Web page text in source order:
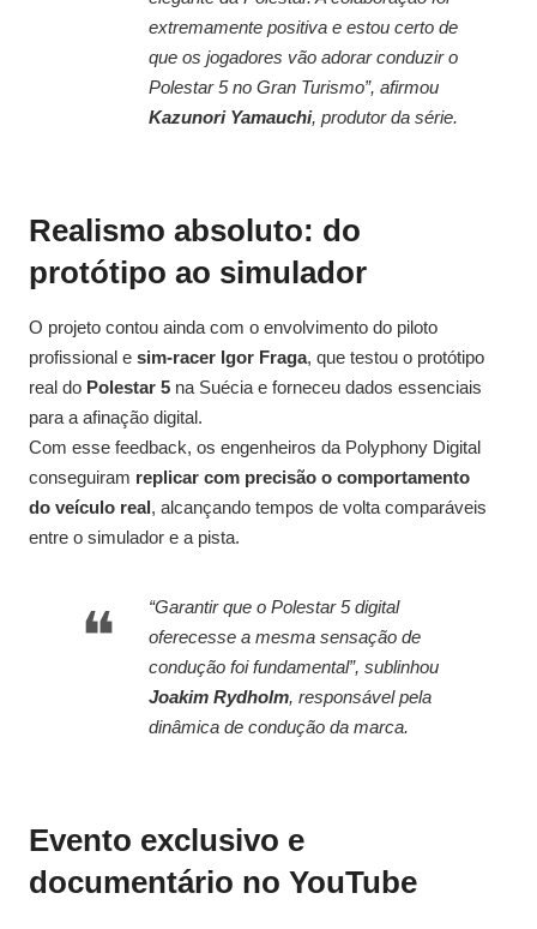
extremamente positiva e estou certo de
que os jogadores vão adorar conduzir o
Polestar 5 no Gran Turismo”, afirmou
Kazunori Yamauchi, produtor da série.
Realismo absoluto: do
protótipo ao simulador
O projeto contou ainda com o envolvimento do piloto
profissional e sim-racer Igor Fraga, que testou o protótipo
real do Polestar 5 na Suécia e forneceu dados essenciais
para a afinação digital.
Com esse feedback, os engenheiros da Polyphony Digital
conseguiram replicar com precisão o comportamento
do veículo real, alcançando tempos de volta comparáveis
entre o simulador e a pista.
“Garantir que o Polestar 5 digital
oferecesse a mesma sensação de
condução foi fundamental”, sublinhou
Joakim Rydholm, responsável pela
dinâmica de condução da marca.
Evento exclusivo e
documentário no YouTube